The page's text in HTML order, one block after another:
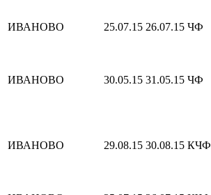
ИВАНОВО 25.07.15 26.07.15 ЧФ
ИВАНОВО 30.05.15 31.05.15 ЧФ
ИВАНОВО 29.08.15 30.08.15 КЧФ